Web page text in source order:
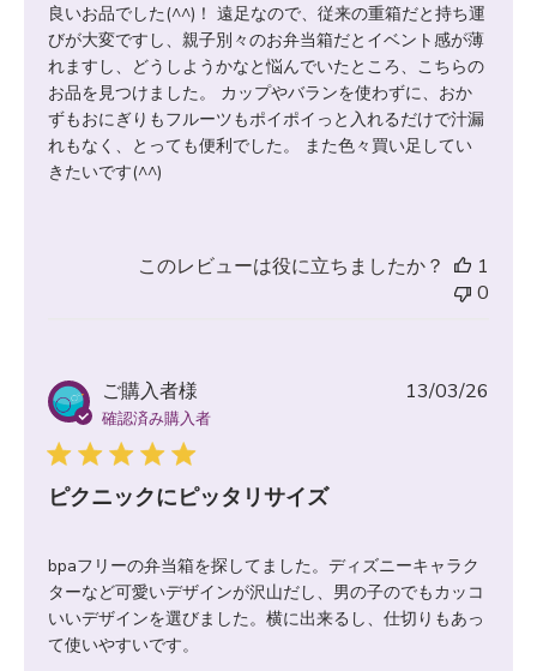
良いお品でした(^^)！ 遠足なので、従来の重箱だと持ち運
びが大変ですし、親子別々のお弁当箱だとイベント感が薄
れますし、どうしようかなと悩んでいたところ、こちらの
お品を見つけました。 カップやバランを使わずに、おか
ずもおにぎりもフルーツもポイポイっと入れるだけで汁漏
れもなく、とっても便利でした。 また色々買い足してい
きたいです(^^)
このレビューは役に立ちましたか？
1
0
ご購入者様
確認済み購入者
ピクニックにピッタリサイズ
bpaフリーの弁当箱を探してました。ディズニーキャラク
ターなど可愛いデザインが沢山だし、男の子のでもカッコ
いいデザインを選びました。横に出来るし、仕切りもあっ
て使いやすいです。
13/03/26